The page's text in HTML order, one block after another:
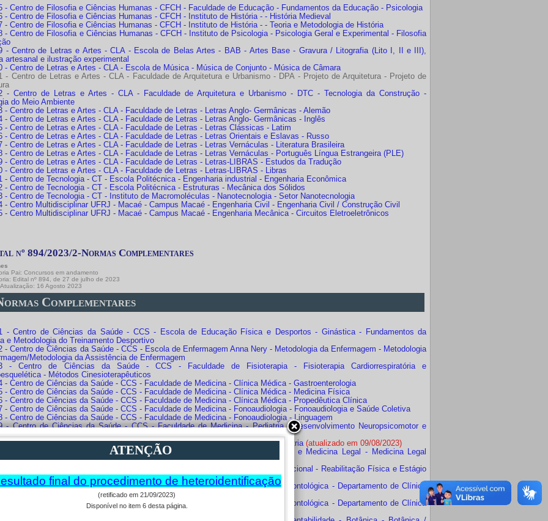
- Centro de Filosofia e Ciências Humanas - CFCH - Faculdade de Educação - Fundamentos da Educação - Psicologia
- Centro de Filosofia e Ciências Humanas - CFCH - Instituto de História - - História Medieval
- Centro de Filosofia e Ciências Humanas - CFCH - Instituto de História - - Teoria e Metodologia de História
- Centro de Filosofia e Ciências Humanas - CFCH - Instituto de Psicologia - Psicologia Geral e Experimental - Filosofia
- Centro de Letras e Artes - CLA - Escola de Belas Artes - BAB - Artes Base - Gravura / Litografia (Lito I, II e III),
artesanal e ilustração experimental
- Centro de Letras e Artes - CLA - Escola de Música - Música de Conjunto - Música de Câmara
- Centro de Letras e Artes - CLA - Faculdade de Arquitetura e Urbanismo - DPA - Projeto de Arquitetura - Projeto de
- Centro de Letras e Artes - CLA - Faculdade de Arquitetura e Urbanismo - DTC - Tecnologia da Construção -
do Meio Ambiente
- Centro de Letras e Artes - CLA - Faculdade de Letras - Letras Anglo- Germânicas - Alemão
- Centro de Letras e Artes - CLA - Faculdade de Letras - Letras Anglo- Germânicas - Inglês
- Centro de Letras e Artes - CLA - Faculdade de Letras - Letras Clássicas - Latim
- Centro de Letras e Artes - CLA - Faculdade de Letras - Letras Orientais e Eslavas - Russo
- Centro de Letras e Artes - CLA - Faculdade de Letras - Letras Vernáculas - Literatura Brasileira
- Centro de Letras e Artes - CLA - Faculdade de Letras - Letras Vernáculas - Português Língua Estrangeira (PLE)
- Centro de Letras e Artes - CLA - Faculdade de Letras - Letras-LIBRAS - Estudos da Tradução
- Centro de Letras e Artes - CLA - Faculdade de Letras - Letras-LIBRAS - Libras
- Centro de Tecnologia - CT - Escola Politécnica - Engenharia industrial - Engenharia Econômica
- Centro de Tecnologia - CT - Escola Politécnica - Estruturas - Mecânica dos Sólidos
- Centro de Tecnologia - CT - Instituto de Macromoléculas - Nanotecnologia - Setor Nanotecnologia
- Centro Multidisciplinar UFRJ - Macaé - Campus Macaé - Engenharia Civil - Engenharia Civil / Construção Civil
- Centro Multidisciplinar UFRJ - Macaé - Campus Macaé - Engenharia Mecânica - Circuitos Eletroeletrônicos
nº 894/2023/2-Normas Complementares
Pai:Concursos em andamento
Edital nº 894, de 27 de julho de 2023
Atualização: 16 Agosto 2023
Complementares
- Centro de Ciências da Saúde - CCS - Escola de Educação Física e Desportos - Ginástica - Fundamentos da
e Metodologia do Treinamento Desportivo
- Centro de Ciências da Saúde - CCS - Escola de Enfermagem Anna Nery - Metodologia da Enfermagem - Metodologia
Metodologia da Assistência de Enfermagem
- Centro de Ciências da Saúde - CCS - Faculdade de Fisioterapia - Fisioterapia Cardiorrespiratória e
- Métodos Cinesioterapêuticos
- Centro de Ciências da Saúde - CCS - Faculdade de Medicina - Clínica Médica - Gastroenterologia
- Centro de Ciências da Saúde - CCS - Faculdade de Medicina - Clínica Médica - Medicina Física
- Centro de Ciências da Saúde - CCS - Faculdade de Medicina - Clínica Médica - Propedêutica Clínica
- Centro de Ciências da Saúde - CCS - Faculdade de Medicina - Fonoaudiologia - Fonoaudiologia e Saúde Coletiva
- Centro de Ciências da Saúde - CCS - Faculdade de Medicina - Fonoaudiologia - Linguagem
- Centro de Ciências da Saúde - CCS - Faculdade de Medicina - Pediatria - Desenvolvimento Neuropsicomotor e
(atualizado em 09/08/2023)
- Centro de Ciências da Saúde - CCS - Faculdade de Medicina - Pediatria - Pediatria (atualizado em 09/08/2023)
- Centro de Ciências da Saúde - CCS - Faculdade de Medicina - Psiquiatria e Medicina Legal - Medicina Legal
em 16/08/2023)
- Centro de Ciências da Saúde - CCS - Faculdade de Medicina - Terapia Ocupacional - Reabilitação Física e Estágio
- Centro de Ciências da Saúde - CCS - Faculdade de Odontologia - Clínica Odontológica - Departamento de Clínica
- Periodontia
- Centro de Ciências da Saúde - CCS - Faculdade de Odontologia - Clínica Odontológica - Departamento de Clínica
Cirurgia
ATENÇÃO
final do procedimento de heteroidentificação
(retificado em 21/09/2023)
Disponível no item 6 desta página.